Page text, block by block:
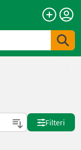
Filteri